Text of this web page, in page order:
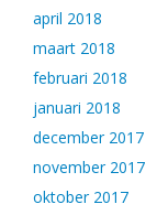
april 2018
maart 2018
februari 2018
januari 2018
december 2017
november 2017
oktober 2017